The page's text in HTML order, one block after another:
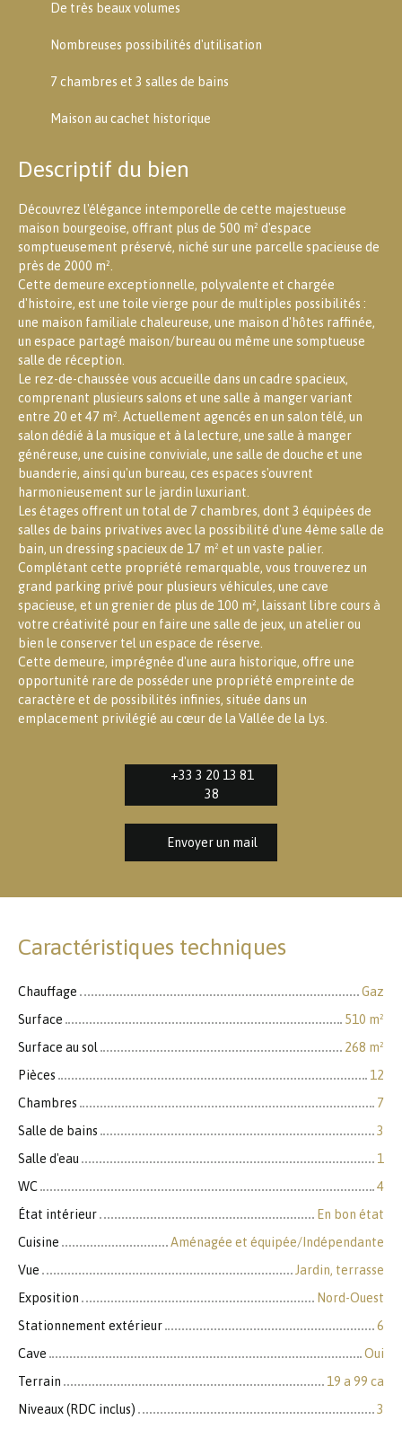
De très beaux volumes
Nombreuses possibilités d'utilisation
7 chambres et 3 salles de bains
Maison au cachet historique
Descriptif du bien
Découvrez l'élégance intemporelle de cette majestueuse
maison bourgeoise, offrant plus de 500 m² d'espace
somptueusement préservé, niché sur une parcelle spacieuse de
près de 2000 m².
Cette demeure exceptionnelle, polyvalente et chargée
d'histoire, est une toile vierge pour de multiples possibilités :
une maison familiale chaleureuse, une maison d'hôtes raffinée,
un espace partagé maison/bureau ou même une somptueuse
salle de réception.
Le rez-de-chaussée vous accueille dans un cadre spacieux,
comprenant plusieurs salons et une salle à manger variant
entre 20 et 47 m². Actuellement agencés en un salon télé, un
salon dédié à la musique et à la lecture, une salle à manger
généreuse, une cuisine conviviale, une salle de douche et une
buanderie, ainsi qu'un bureau, ces espaces s'ouvrent
harmonieusement sur le jardin luxuriant.
Les étages offrent un total de 7 chambres, dont 3 équipées de
salles de bains privatives avec la possibilité d'une 4ème salle de
bain, un dressing spacieux de 17 m² et un vaste palier.
Complétant cette propriété remarquable, vous trouverez un
grand parking privé pour plusieurs véhicules, une cave
spacieuse, et un grenier de plus de 100 m², laissant libre cours à
votre créativité pour en faire une salle de jeux, un atelier ou
bien le conserver tel un espace de réserve.
Cette demeure, imprégnée d'une aura historique, offre une
opportunité rare de posséder une propriété empreinte de
caractère et de possibilités infinies, située dans un
emplacement privilégié au cœur de la Vallée de la Lys.
+33 3 20 13 81
38
Envoyer un mail
Caractéristiques techniques
Chauffage
Gaz
Surface
510 m²
Surface au sol
268 m²
Pièces
12
Chambres
7
Salle de bains
3
Salle d'eau
1
WC
4
État intérieur
En bon état
Cuisine
Aménagée et équipée/Indépendante
Vue
Jardin, terrasse
Exposition
Nord-Ouest
Stationnement extérieur
6
Cave
Oui
Terrain
19 a 99 ca
Niveaux (RDC inclus)
3